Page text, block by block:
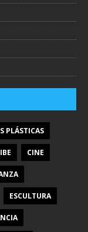
PLÁSTICAS
CINE
ESCULTURA